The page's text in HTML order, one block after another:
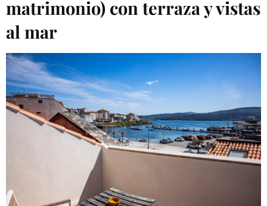
matrimonio) con terraza y vistas
al mar